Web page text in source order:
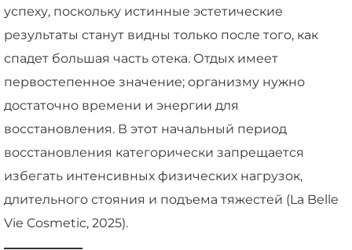
успеху, поскольку истинные эстетические
результаты станут видны только после того, как
спадет большая часть отека. Отдых имеет
первостепенное значение; организму нужно
достаточно времени и энергии для
восстановления. В этот начальный период
восстановления категорически запрещается
избегать интенсивных физических нагрузок,
длительного стояния и подъема тяжестей (La Belle
Vie Cosmetic, 2025).